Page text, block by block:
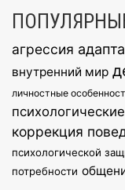
агрессия
внутренний мир
личностные
коррекция
психологической
потребности